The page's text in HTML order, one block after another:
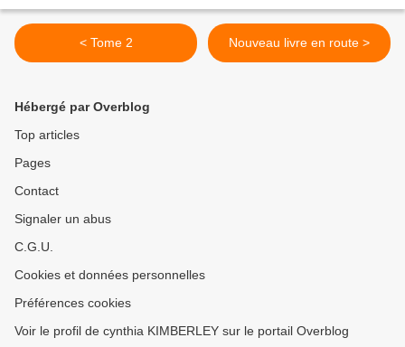
< Tome 2 Nouveau livre en route >
Hébergé par Overblog
Top articles
Pages
Contact
Signaler un abus
C.G.U.
Cookies et données personnelles
Préférences cookies
Voir le profil de cynthia KIMBERLEY sur le portail Overblog